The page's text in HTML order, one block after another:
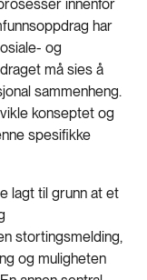
innenfor
har
og
må sies å
sammenheng.
konseptet og
spesifikke
lagt til grunn at et
stortingsmelding,
og muligheten